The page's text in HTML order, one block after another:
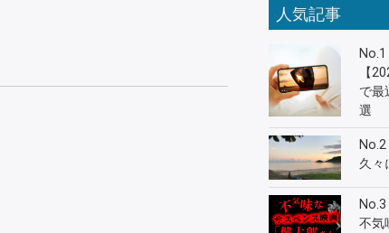
人気記事
No.1
【
で最
選
No.2
久々
No.3
不気